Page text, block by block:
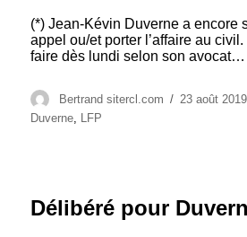
(*) Jean-Kévin Duverne a encore
appel ou/et porter l’affaire au
faire dès lundi selon son avocat…
Auteur
Bertrand sitercl.com
Publié
23 août 2019
Duverne, LFP
Délibéré pour